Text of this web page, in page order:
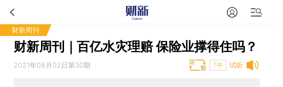
财新周刊
财新周刊｜百亿水灾理赔 保险业撑得住吗？
试听
2021年08月02日第30期 T中